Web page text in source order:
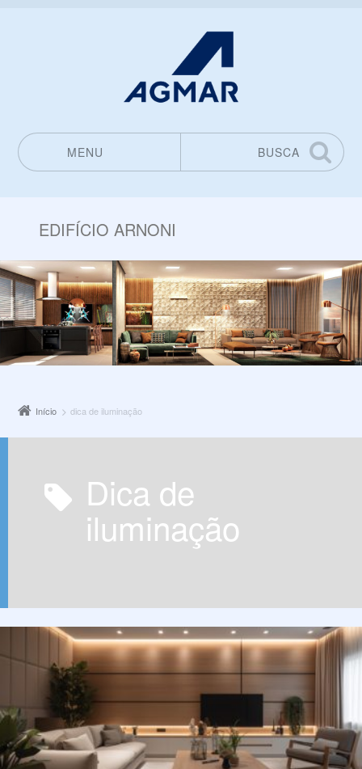
MENU
BUSCA
EDIFÍCIO ARNONI
Início dica de iluminação
dica de
iluminação